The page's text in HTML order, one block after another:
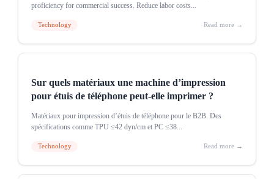
proficiency for commercial success. Reduce labor costs...
Technology Read more →
Sur quels matériaux une machine d’impression
pour étuis de téléphone peut-elle imprimer ?
Matériaux pour impression d’étuis de téléphone pour le B2B. Des
spécifications comme TPU ≤42 dyn/cm et PC ≤38...
Technology Read more →